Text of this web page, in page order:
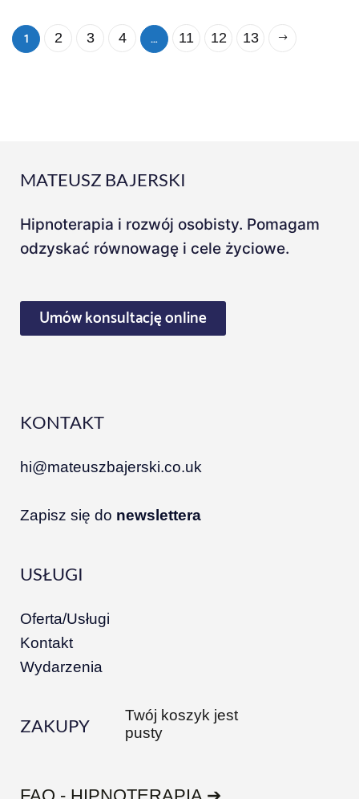
1 2 3 4 … 11 12 13
MATEUSZ BAJERSKI
Hipnoterapia i rozwój osobisty. Pomagam
odzyskać równowagę i cele życiowe.
Umów konsultację online
KONTAKT
hi@mateuszbajerski.co.uk
Zapisz się do newslettera
USŁUGI
Oferta/Usługi
Kontakt
Wydarzenia
ZAKUPY
Twój koszyk jest
pusty